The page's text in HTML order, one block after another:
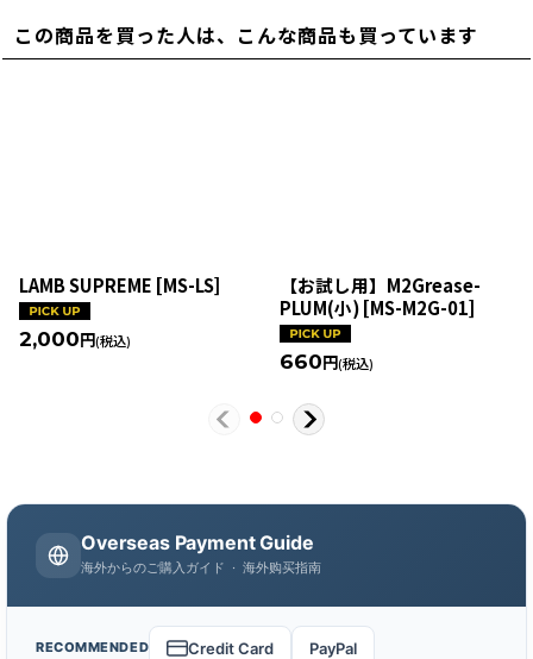
この商品を買った人は、こんな商品も買っています
LAMB SUPREME [MS-LS]
2,000円(税込)
【お試し用】M2Grease-
PLUM(小)[MS-M2G-01]
660円(税込)
Overseas Payment Guide
海外からのご購入ガイド · 海外购买指南
RECOMMENDED Credit Card PayPal